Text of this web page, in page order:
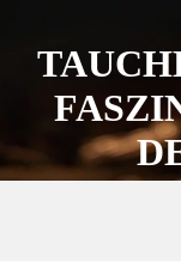
content